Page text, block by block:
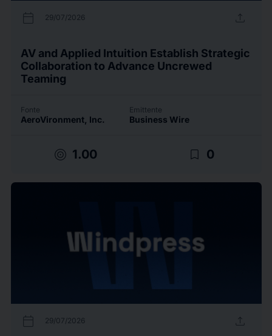
calendar_today 29/07/2026 upload
AV and Applied Intuition Establish Strategic
Collaboration to Advance Uncrewed
Teaming
Fonte
AeroVironment, Inc.
Emittente
Business Wire
target 1.00 bookmark_border 0
calendar_today 29/07/2026 upload